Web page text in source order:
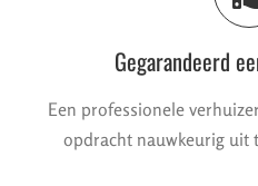
Gegarandeerd
Een professionele
opdracht nauwkeurig uit